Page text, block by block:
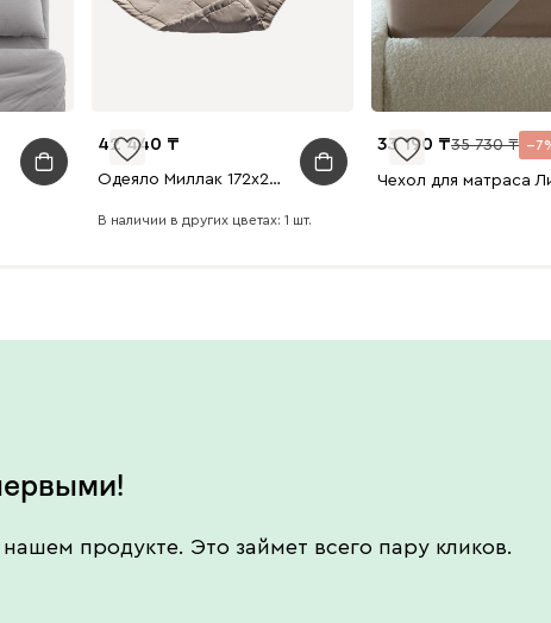
42 440
Одеяло Миллак 172x205
В наличии в других цветах: 1 шт.
33 190 35 730 7
продукте. Это займет всего пару кликов.